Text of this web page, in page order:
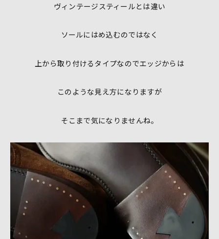
ヴィンテージスティールとは違い
ソールにはめ込むのではなく
上から取り付けるタイプなのでエッジからは
このような見え方になりますが
そこまで気になりませんね。